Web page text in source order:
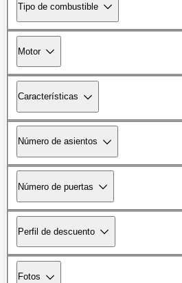
Tipo de combustible
Motor
Características
Número de asientos
Número de puertas
Perfil de descuento
Fotos